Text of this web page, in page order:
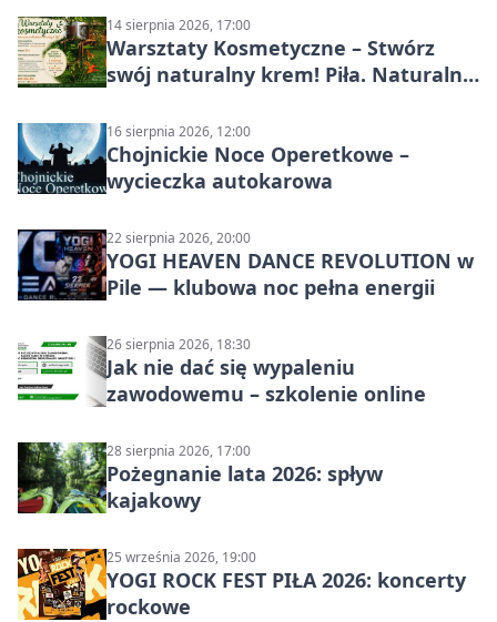
14 sierpnia 2026, 17:00
Warsztaty Kosmetyczne – Stwórz
swój naturalny krem! Piła. Naturalna
16 sierpnia 2026, 12:00
Chojnickie Noce Operetkowe –
wycieczka autokarowa
22 sierpnia 2026, 20:00
YOGI HEAVEN DANCE REVOLUTION w
Pile — klubowa noc pełna energii
26 sierpnia 2026, 18:30
Jak nie dać się wypaleniu
zawodowemu – szkolenie online
28 sierpnia 2026, 17:00
Pożegnanie lata 2026: spływ
kajakowy
25 września 2026, 19:00
YOGI ROCK FEST PIŁA 2026: koncerty
rockowe